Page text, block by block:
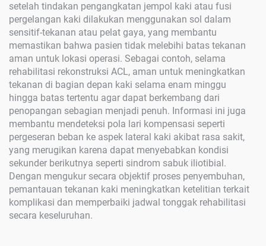
setelah tindakan pengangkatan jempol kaki atau fusi
pergelangan kaki dilakukan menggunakan sol dalam
sensitif-tekanan atau pelat gaya, yang membantu
memastikan bahwa pasien tidak melebihi batas tekanan
aman untuk lokasi operasi. Sebagai contoh, selama
rehabilitasi rekonstruksi ACL, aman untuk meningkatkan
tekanan di bagian depan kaki selama enam minggu
hingga batas tertentu agar dapat berkembang dari
penopangan sebagian menjadi penuh. Informasi ini juga
membantu mendeteksi pola lari kompensasi seperti
pergeseran beban ke aspek lateral kaki akibat rasa sakit,
yang merugikan karena dapat menyebabkan kondisi
sekunder berikutnya seperti sindrom sabuk iliotibial.
Dengan mengukur secara objektif proses penyembuhan,
pemantauan tekanan kaki meningkatkan ketelitian terkait
komplikasi dan memperbaiki jadwal tonggak rehabilitasi
secara keseluruhan.